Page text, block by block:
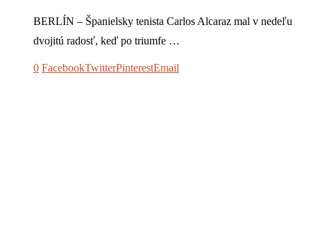
BERLÍN – Španielsky tenista Carlos Alcaraz mal v nedeľu
dvojitú radosť, keď po triumfe …
0 FacebookTwitterPinterestEmail